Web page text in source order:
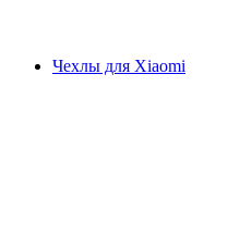
Чехлы для Xiaomi